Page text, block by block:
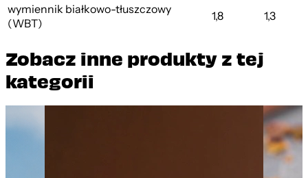
wymiennik białkowo-tłuszczowy
(WBT)
1,8 1,3
Zobacz inne produkty z tej
kategorii